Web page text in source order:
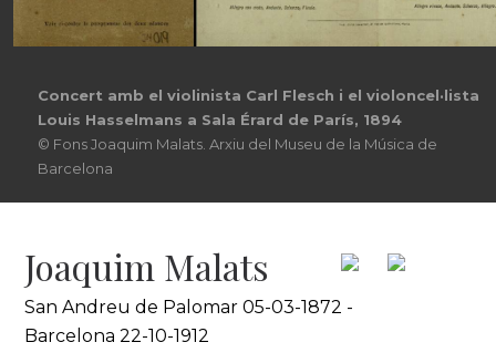
Concert amb el violinista Carl Flesch i el violoncel·lista
Louis Hasselmans a Sala Érard de París, 1894
© Fons Joaquim Malats. Arxiu del Museu de la Música de
Barcelona
Joaquim Malats
San Andreu de Palomar 05-03-1872 -
Barcelona 22-10-1912